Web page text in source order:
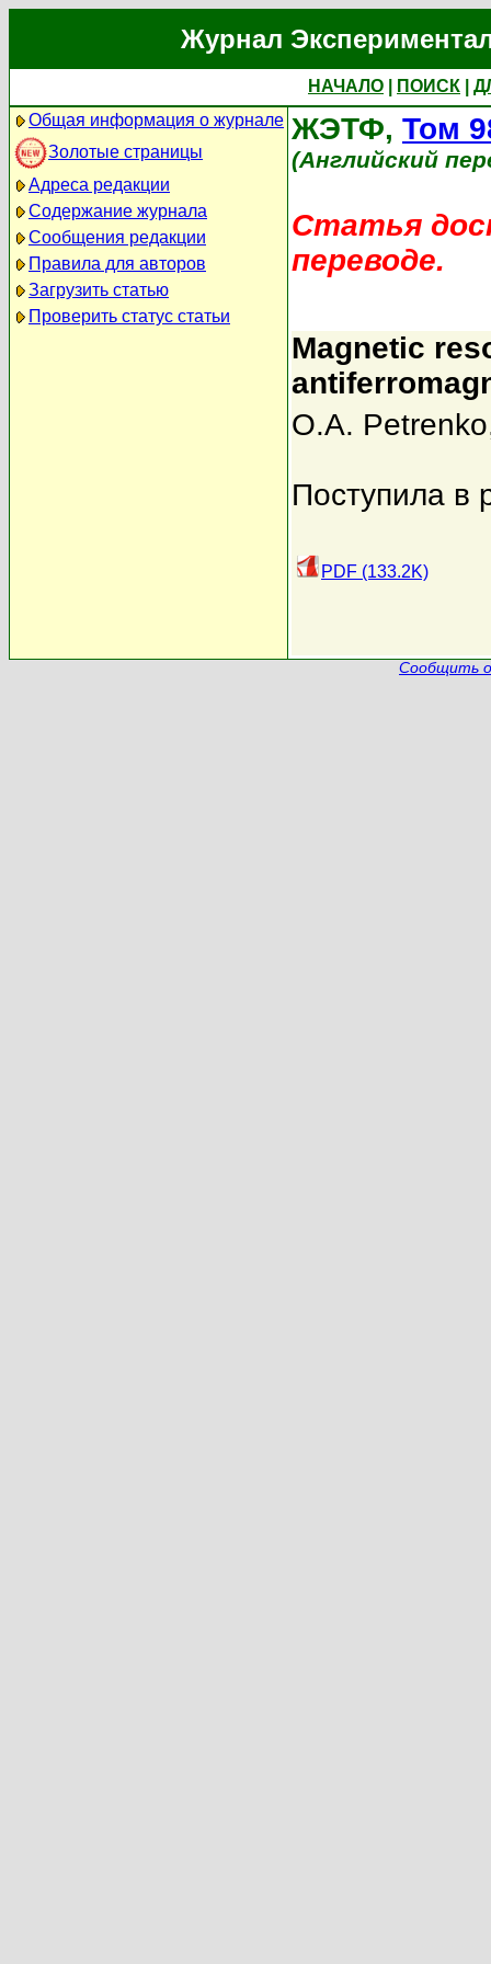
Журнал
НАЧАЛО ПОИСК
Общая информация о журнале
Золотые страницы
Адреса редакции
Содержание журнала
Сообщения редакции
Правила для авторов
Загрузить статью
Проверить статус статьи
ЖЭТФ, Том
(Английский
Статья
переводе.
Magnetic
O.A. Petrenko
Поступила в
PDF (133.2K)
Сообщить о